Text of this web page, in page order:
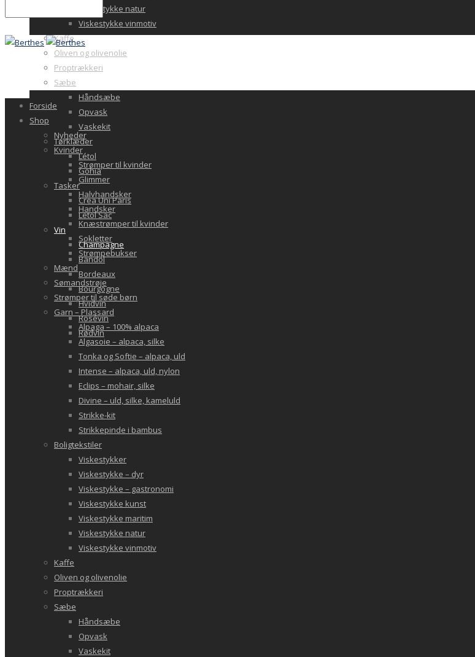
Viskestykke natur
Viskestykke vinmotiv
Kaffe
Oliven og olivenolie
Proptrækkeri
Sæbe
Håndsæbe
Opvask
Vaskekit
Tørklæder
Létol
Gohia
Tasker
Crea Uni Paris
Letol Sac
Vin
Champagne
Bandol
Bordeaux
Bourgogne
Hvidvin
Rosévin
Rødvin
Forside
Shop
Nyheder
Kvinder
Strømper til kvinder
Glimmer
Halvhandsker
Handsker
Knæstrømper til kvinder
Sokletter
Strømpebukser
Mænd
Sømandstrøje
Strømper til søde børn
Garn – Plassard
Alpaga – 100% alpaca
Algasoie – alpaca, silke
Tonka og Softie – alpaca, uld
Intense – alpaca, uld, nylon
Eclips – mohair, silke
Divine – uld, silke, kameluld
Strikke-kit
Strikkepinde i bambus
Boligtekstiler
Viskestykker
Viskestykke – dyr
Viskestykke – gastronomi
Viskestykke kunst
Viskestykke maritim
Viskestykke natur
Viskestykke vinmotiv
Kaffe
Oliven og olivenolie
Proptrækkeri
Sæbe
Håndsæbe
Opvask
Vaskekit